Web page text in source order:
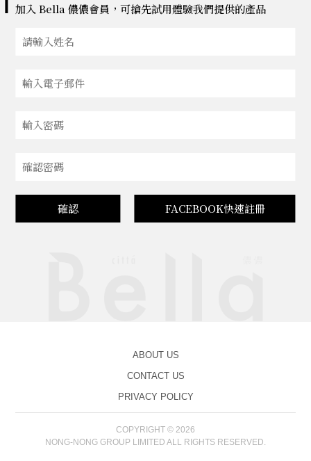
加入 Bella 儂儂會員，可搶先試用體驗我們提供的產品
確認 FACEBOOK快速註冊
ABOUT US
CONTACT US
PRIVACY POLICY
COPYRIGHT © 2026
NONG-NONG GROUP LIMITED ALL RIGHTS RESERVED.